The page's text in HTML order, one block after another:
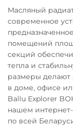
Масляный
современное
помещений
секций
тепла и
размеры делают
в доме, офисе
Ballu Explorer
нашем
по всей